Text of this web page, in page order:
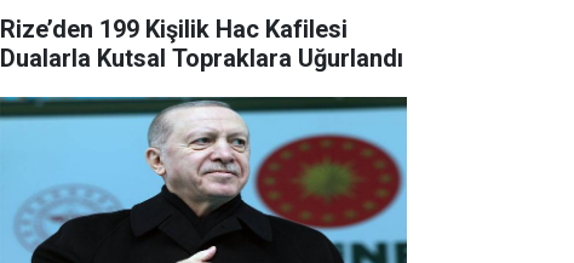
Rize’den 199 Kişilik Hac Kafilesi
Dualarla Kutsal Topraklara Uğurlandı